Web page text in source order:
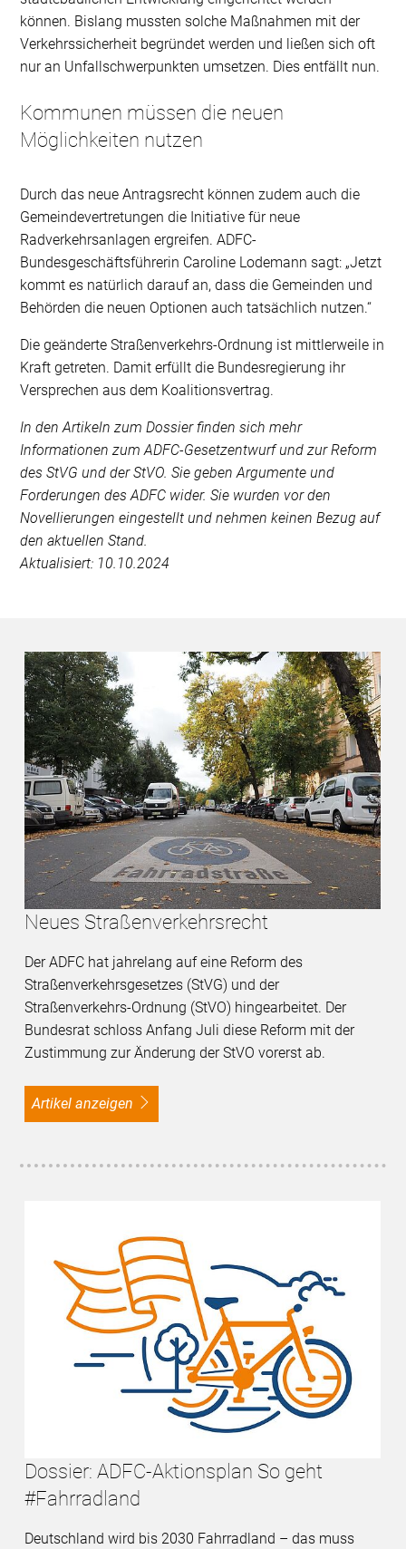
können. Bislang mussten solche Maßnahmen mit der
Verkehrssicherheit begründet werden und ließen sich oft
nur an Unfallschwerpunkten umsetzen. Dies entfällt nun.
Kommunen müssen die neuen
Möglichkeiten nutzen
Durch das neue Antragsrecht können zudem auch die
Gemeindevertretungen die Initiative für neue
Radverkehrsanlagen ergreifen. ADFC-
Bundesgeschäftsführerin Caroline Lodemann sagt: „Jetzt
kommt es natürlich darauf an, dass die Gemeinden und
Behörden die neuen Optionen auch tatsächlich nutzen.“
Die geänderte Straßenverkehrs-Ordnung ist mittlerweile in
Kraft getreten. Damit erfüllt die Bundesregierung ihr
Versprechen aus dem Koalitionsvertrag.
In den Artikeln zum Dossier finden sich mehr
Informationen zum ADFC-Gesetzentwurf und zur Reform
des StVG und der StVO. Sie geben Argumente und
Forderungen des ADFC wider. Sie wurden vor den
Novellierungen eingestellt und nehmen keinen Bezug auf
den aktuellen Stand.
Aktualisiert: 10.10.2024
Neues Straßenverkehrsrecht
Der ADFC hat jahrelang auf eine Reform des
Straßenverkehrsgesetzes (StVG) und der
Straßenverkehrs-Ordnung (StVO) hingearbeitet. Der
Bundesrat schloss Anfang Juli diese Reform mit der
Zustimmung zur Änderung der StVO vorerst ab.
Artikel anzeigen
Dossier: ADFC-Aktionsplan So geht
#Fahrradland
Deutschland wird bis 2030 Fahrradland – das muss